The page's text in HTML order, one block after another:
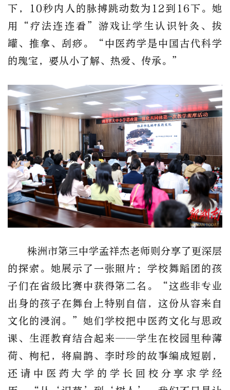
下，
10秒内人的脉搏跳动数为 12到 16下。她
用
“疗法连连看” 游戏让学生认识针灸、拔
罐、推拿、刮痧。
“ 中医药学是中国古代科学
的瑰宝，要从小了解、热爱、传承。 ”
株洲市第三中学孟祥杰老师则分享了更深层
的探索。她展示了一张照片：学校舞蹈团的孩
子们在省级比赛中获得第二名。
“这些非专业
出身的孩子在舞台上特别自信，这份从容来自
文化的浸润。 ” 她们学校把中医药文化与思政
课、生涯教育结合起来——学生在校园里种薄
荷、枸杞，将扁鹊、李时珍的故事编成短剧，
还请中医药大学的学长回校分享求学经